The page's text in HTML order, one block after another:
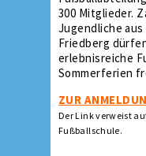
300 Mitglieder.
Jugendliche
Friedberg
erlebnisreiche
Sommerferien
ZUR
Der Link verweist
Fußballschule.